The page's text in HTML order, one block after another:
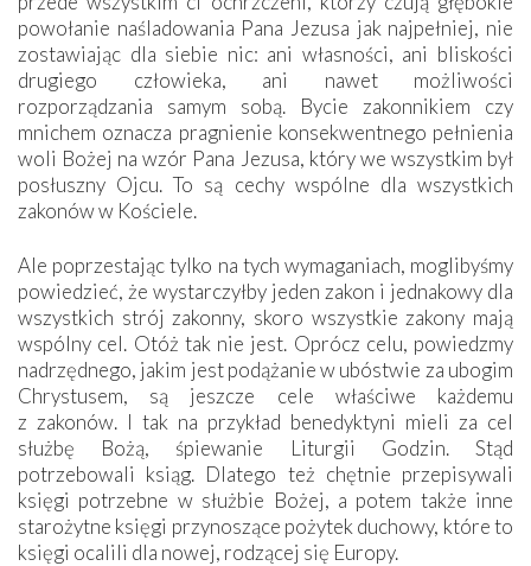
powołanie naśladowania Pana Jezusa jak najpełniej, nie
zostawiając dla siebie nic: ani własności, ani bliskości
drugiego człowieka, ani nawet możliwości
rozporządzania samym sobą. Bycie zakonnikiem czy
mnichem oznacza pragnienie konsekwentnego pełnienia
woli Bożej na wzór Pana Jezusa, który we wszystkim był
posłuszny Ojcu. To są cechy wspólne dla wszystkich
zakonów w Kościele.
Ale poprzestając tylko na tych wymaganiach, moglibyśmy
powiedzieć, że wystarczyłby jeden zakon i jednakowy dla
wszystkich strój zakonny, skoro wszystkie zakony mają
wspólny cel. Otóż tak nie jest. Oprócz celu, powiedzmy
nadrzędnego, jakim jest podążanie w ubóstwie za ubogim
Chrystusem, są jeszcze cele właściwe każdemu
z zakonów. I tak na przykład benedyktyni mieli za cel
służbę Bożą, śpiewanie Liturgii Godzin. Stąd
potrzebowali ksiąg. Dlatego też chętnie przepisywali
księgi potrzebne w służbie Bożej, a potem także inne
starożytne księgi przynoszące pożytek duchowy, które to
księgi ocalili dla nowej, rodzącej się Europy.